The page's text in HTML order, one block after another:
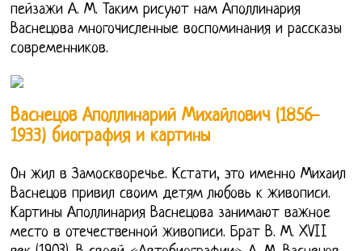
пейзажи А. М. Таким рисуют нам Аполлинария
Васнецова многочисленные воспоминания и рассказы
современников.
Васнецов Аполлинарий Михайлович (1856-
1933) биография и картины
Он жил в Замоскворечье. Кстати, это именно Михаил
Васнецов привил своим детям любовь к живописи.
Картины Аполлинария Васнецова занимают важное
место в отечественной живописи. Брат В. М. XVII